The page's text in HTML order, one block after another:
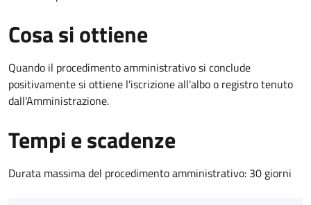
Cosa si ottiene
Quando il procedimento amministrativo si conclude
positivamente si ottiene l'iscrizione all'albo o registro tenuto
dall'Amministrazione.
Tempi e scadenze
Durata massima del procedimento amministrativo: 30 giorni